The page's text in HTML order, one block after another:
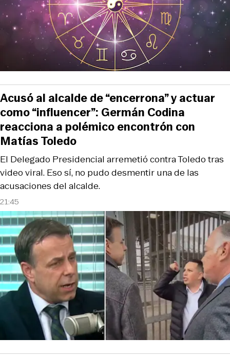
21:45
El Delegado Presidencial arremetió contra Toledo tras
video viral. Eso sí, no pudo desmentir una de las
acusaciones del alcalde.
Acusó al alcalde de “encerrona” y actuar
como “influencer”: Germán Codina
reacciona a polémico encontrón con
Matías Toledo